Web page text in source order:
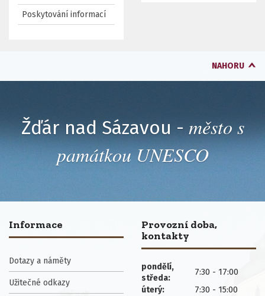
Poskytování informací
NAHORU
Žďár nad Sázavou - město s
památkou UNESCO
Informace
Dotazy a náměty
Užitečné odkazy
Provozní doba,
kontakty
pondělí,
středa:
7:30 - 17:00
úterý: 7:30 - 15:00